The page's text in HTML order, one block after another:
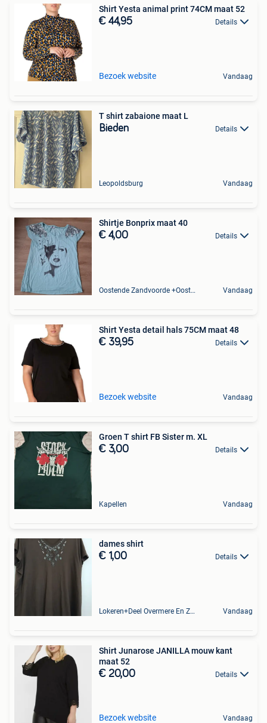
Shirt Yesta animal print 74CM maat 52
€ 44,95 Details
Bezoek website Vandaag
T shirt zabaione maat L
Bieden Details
Leopoldsburg Vandaag
Shirtje Bonprix maat 40
€ 4,00 Details
Oostende Zandvoorde +Oostende Vandaag
Shirt Yesta detail hals 75CM maat 48
€ 39,95 Details
Bezoek website Vandaag
Groen T shirt FB Sister m. XL
€ 3,00 Details
Kapellen Vandaag
dames shirt
€ 1,00 Details
Lokeren+Deel Overmere En Zele Vandaag
Shirt Junarose JANILLA mouw kant
maat 52
€ 20,00 Details
Bezoek website Vandaag